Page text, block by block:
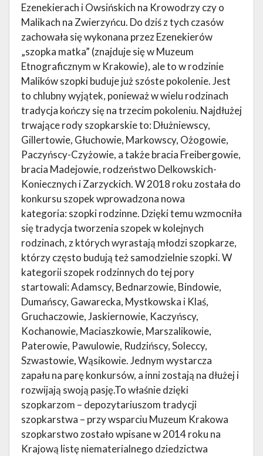
Ezenekierach i Owsińskich na Krowodrzy czy o
Malikach na Zwierzyńcu. Do dziś z tych czasów
zachowała się wykonana przez Ezenekierów
„szopka matka” (znajduje się w Muzeum
Etnograficznym w Krakowie), ale to w rodzinie
Malików szopki buduje już szóste pokolenie. Jest
to chlubny wyjątek, ponieważ w wielu rodzinach
tradycja kończy się na trzecim pokoleniu. Najdłużej
trwające rody szopkarskie to: Dłużniewscy,
Gillertowie, Głuchowie, Markowscy, Ożogowie,
Paczyńscy-Czyżowie, a także bracia Freibergowie,
bracia Madejowie, rodzeństwo Delkowskich-
Koniecznych i Zarzyckich. W 2018 roku została do
konkursu szopek wprowadzona nowa
kategoria: szopki rodzinne. Dzięki temu wzmocniła
się tradycja tworzenia szopek w kolejnych
rodzinach, z których wyrastają młodzi szopkarze,
którzy często budują też samodzielnie szopki. W
kategorii szopek rodzinnych do tej pory
startowali: Adamscy, Bednarzowie, Bindowie,
Dumańscy, Gawarecka, Mystkowska i Klaś,
Gruchaczowie, Jaskiernowie, Kaczyńscy,
Kochanowie, Maciaszkowie, Marszalikowie,
Paterowie, Pawulowie, Rudzińscy, Soleccy,
Szwastowie, Wąsikowie. Jednym wystarcza
zapału na parę konkursów, a inni zostają na dłużej i
rozwijają swoją pasję.To właśnie dzięki
szopkarzom – depozytariuszom tradycji
szopkarstwa – przy wsparciu Muzeum Krakowa
szopkarstwo zostało wpisane w 2014 roku na
Krajową listę niematerialnego dziedzictwa